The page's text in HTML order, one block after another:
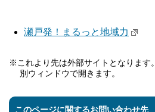
瀬戸発！まるっと地域力
※これより先は外部サイトとなります。
別ウィンドウで開きます。
このページに関するお問い合わせ先